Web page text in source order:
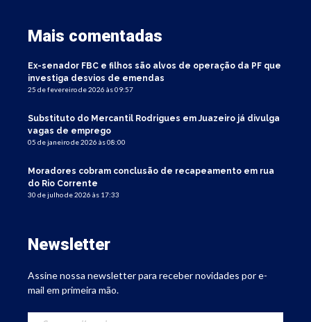
Mais comentadas
Ex-senador FBC e filhos são alvos de operação da PF que
investiga desvios de emendas
25 de fevereiro de 2026 às 09:57
Substituto do Mercantil Rodrigues em Juazeiro já divulga
vagas de emprego
05 de janeiro de 2026 às 08:00
Moradores cobram conclusão de recapeamento em rua
do Rio Corrente
30 de julho de 2026 às 17:33
Newsletter
Assine nossa newsletter para receber novidades por e-
mail em primeira mão.